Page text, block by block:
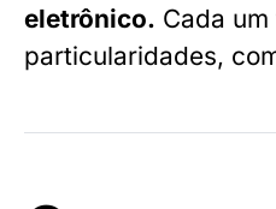
eletrônico. Cada
particularidades,